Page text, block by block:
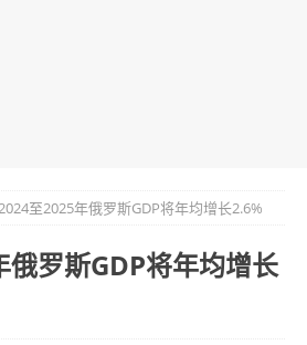
至2025年俄罗斯GDP将年均增长2.6%
罗斯GDP将年均增长